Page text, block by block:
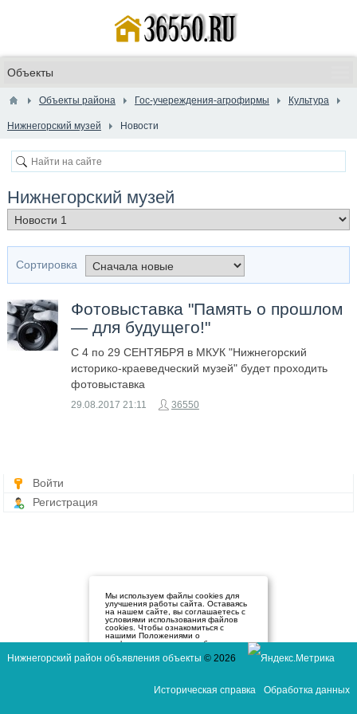
Объекты района Гос-учереждения-агрофирмы Культура
Нижнегорский музей Новости
Нижнегорский музей
Сортировка
Фотовыставка "Память о прошлом
— для будущего!"
С 4 по 29 СЕНТЯБРЯ в МКУК "Нижнегорский
историко-краеведческий музей" будет проходить
фотовыставка
29.08.2017 21:11 36550
Войти
Регистрация
Мы используем файлы cookies для
улучшения работы сайта. Оставаясь
на нашем сайте, вы соглашаетесь с
условиями использования файлов
cookies. Чтобы ознакомиться с
нашими Положениями о
конфиденциальности и об
нажмите здесь.
Нижнегорский район объявления объекты © 2026
Историческая справка Обработка данных